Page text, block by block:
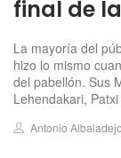
final de
La mayoría del
hizo lo mismo
del pabellón. Sus
Lehendakari,
Author
Antonio Albaladejo